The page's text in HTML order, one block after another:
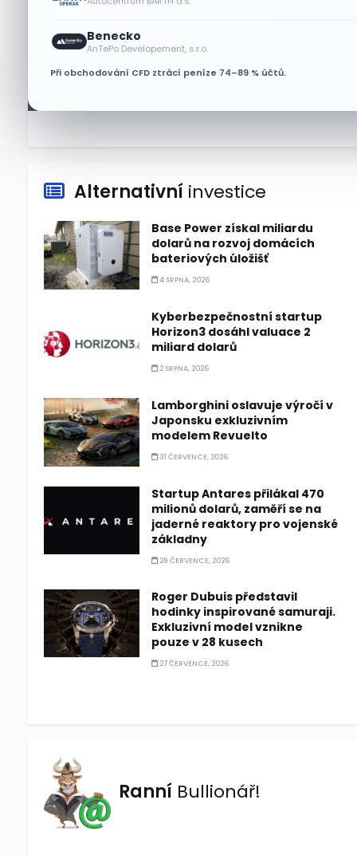
Benecko
AnTePo Developement, s.r.o.
Při obchodování CFD ztrácí peníze 74–89 % účtů.
Tesla míří na obrovský trh
samořiditelných aut. Akcie
reagují růstem
Alternativní investice
Base Power získal miliardu
dolarů na rozvoj domácích
bateriových úložišť
4 SRPNA, 2026
Kyberbezpečnostní startup
Horizon3 dosáhl valuace 2
miliard dolarů
2 SRPNA, 2026
Lamborghini oslavuje výročí v
Japonsku exkluzivním
modelem Revuelto
31 ČERVENCE, 2026
Startup Antares přilákal 470
milionů dolarů, zaměří se na
jaderné reaktory pro vojenské
základny
29 ČERVENCE, 2026
Roger Dubuis představil
hodinky inspirované samuraji.
Exkluzivní model vznikne
pouze v 28 kusech
27 ČERVENCE, 2026
Ranní Bullionář!